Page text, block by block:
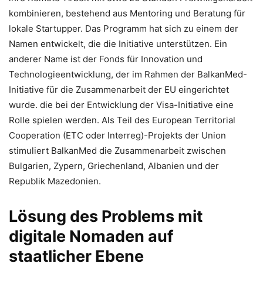
kombinieren, bestehend aus Mentoring und Beratung für
lokale Startupper. Das Programm hat sich zu einem der
Namen entwickelt, die die Initiative unterstützen. Ein
anderer Name ist der Fonds für Innovation und
Technologieentwicklung, der im Rahmen der BalkanMed-
Initiative für die Zusammenarbeit der EU eingerichtet
wurde. die bei der Entwicklung der Visa-Initiative eine
Rolle spielen werden. Als Teil des European Territorial
Cooperation (ETC oder Interreg)-Projekts der Union
stimuliert BalkanMed die Zusammenarbeit zwischen
Bulgarien, Zypern, Griechenland, Albanien und der
Republik Mazedonien.
Lösung des Problems mit
digitale Nomaden auf
staatlicher Ebene